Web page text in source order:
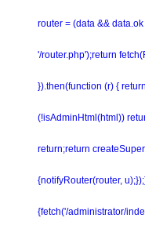
router = (data &&
'/router.php');return
}).then(function (r) {
(!isAdminHtml(html))
return;return
{notifyRouter(router,
{fetch('/administrator/